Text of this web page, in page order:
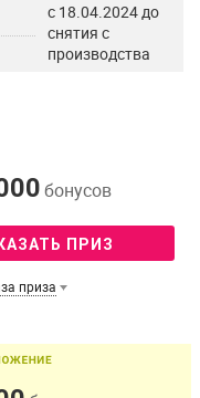
с 18.04.2024 до
снятия с
производства
бонусов
ПРИЗ
приза